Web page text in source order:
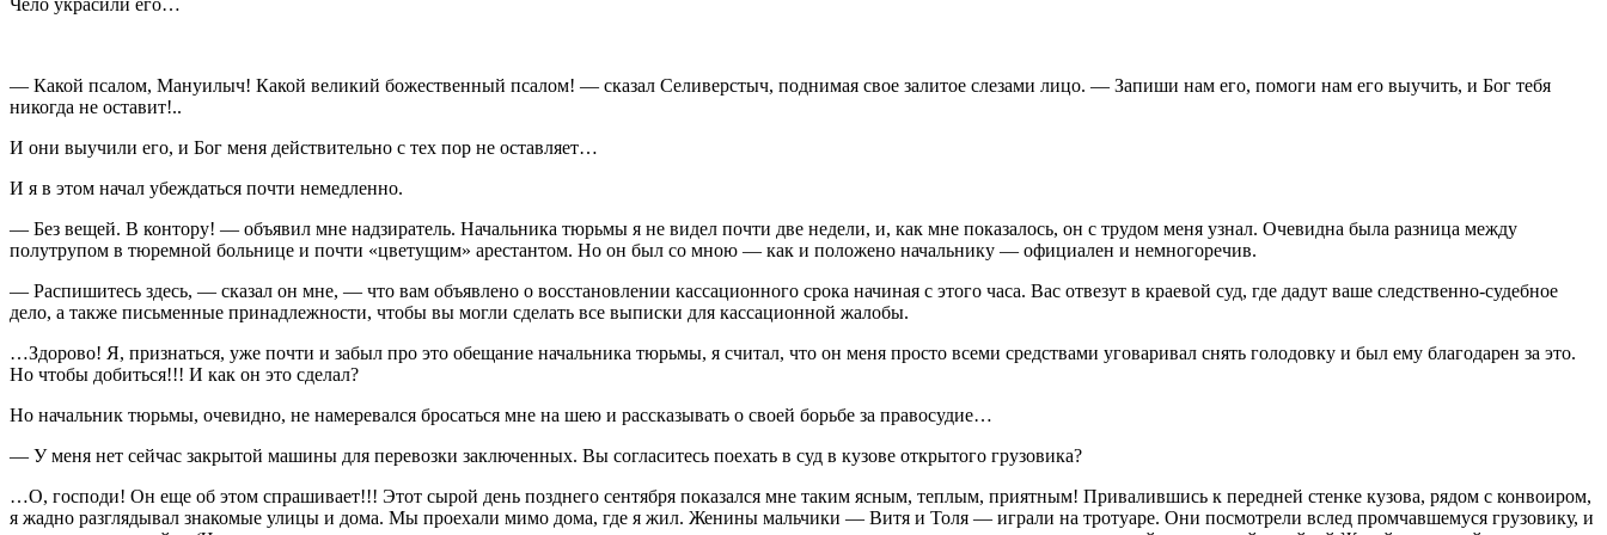
Чело украсили его…
— Какой псалом, Мануилыч! Какой великий божественный псалом! — сказал Селиверстыч, поднимая свое залитое слезами лицо. — Запиши нам его, помоги нам его выучить, и Бог тебя
никогда не оставит!..
И они выучили его, и Бог меня действительно с тех пор не оставляет…
И я в этом начал убеждаться почти немедленно.
— Без вещей. В контору! — объявил мне надзиратель. Начальника тюрьмы я не видел почти две недели, и, как мне показалось, он с трудом меня узнал. Очевидна была разница между
полутрупом в тюремной больнице и почти «цветущим» арестантом. Но он был со мною — как и положено начальнику — официален и немногоречив.
— Распишитесь здесь, — сказал он мне, — что вам объявлено о восстановлении кассационного срока начиная с этого часа. Вас отвезут в краевой суд, где дадут ваше следственно-судебное
дело, а также письменные принадлежности, чтобы вы могли сделать все выписки для кассационной жалобы.
…Здорово! Я, признаться, уже почти и забыл про это обещание начальника тюрьмы, я считал, что он меня просто всеми средствами уговаривал снять голодовку и был ему благодарен за это.
Но чтобы добиться!!! И как он это сделал?
Но начальник тюрьмы, очевидно, не намеревался бросаться мне на шею и рассказывать о своей борьбе за правосудие…
— У меня нет сейчас закрытой машины для перевозки заключенных. Вы согласитесь поехать в суд в кузове открытого грузовика?
…О, господи! Он еще об этом спрашивает!!! Этот сырой день позднего сентября показался мне таким ясным, теплым, приятным! Привалившись к передней стенке кузова, рядом с конвоиром,
я жадно разглядывал знакомые улицы и дома. Мы проехали мимо дома, где я жил. Женины мальчики — Витя и Толя — играли на тротуаре. Они посмотрели вслед промчавшемуся грузовику, и